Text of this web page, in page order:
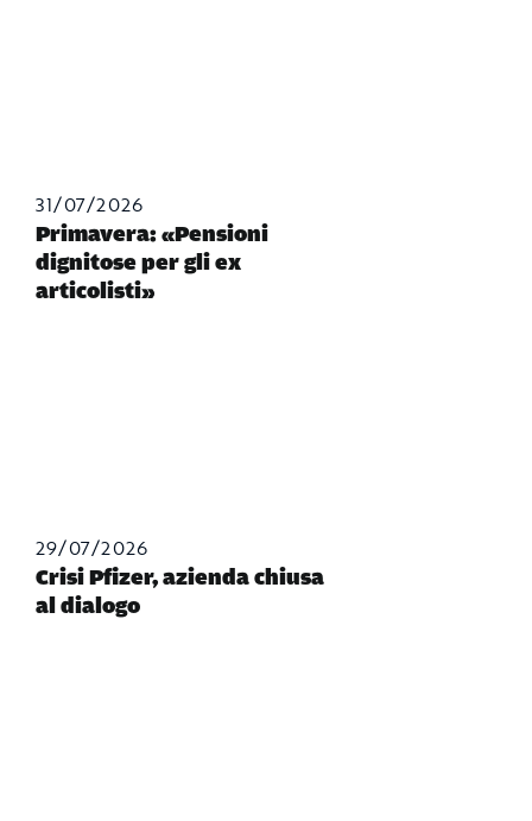
31/07/2026
Primavera: «Pensioni
dignitose per gli ex
articolisti»
29/07/2026
Crisi Pfizer, azienda chiusa
al dialogo